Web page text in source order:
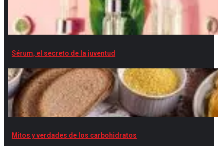
Sérum, el secreto de la juventud
Mitos y verdades de los carbohidratos